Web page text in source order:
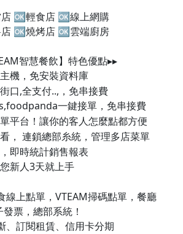
🆗輕食店 🆗線上網購
🆗燒烤店 🆗雲端廚房
智慧餐飲】特色優點▸▸
機，免安裝資料庫
口,全支付..,，免串接費
一鍵接單，免串接費
平台！讓你的客人怎麼點都方便
， 連鎖總部糸統，管理多店菜單
即時統計銷售報表
新人3天就上手
線上點單，VTEAM掃碼點單，餐廳
票，總部系統！
、訂閱租賃、信用卡分期